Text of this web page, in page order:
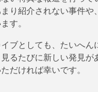
り紹介されない事件
す。
ブとしても、たいへ
るたびに新しい発見
だければ幸いです。